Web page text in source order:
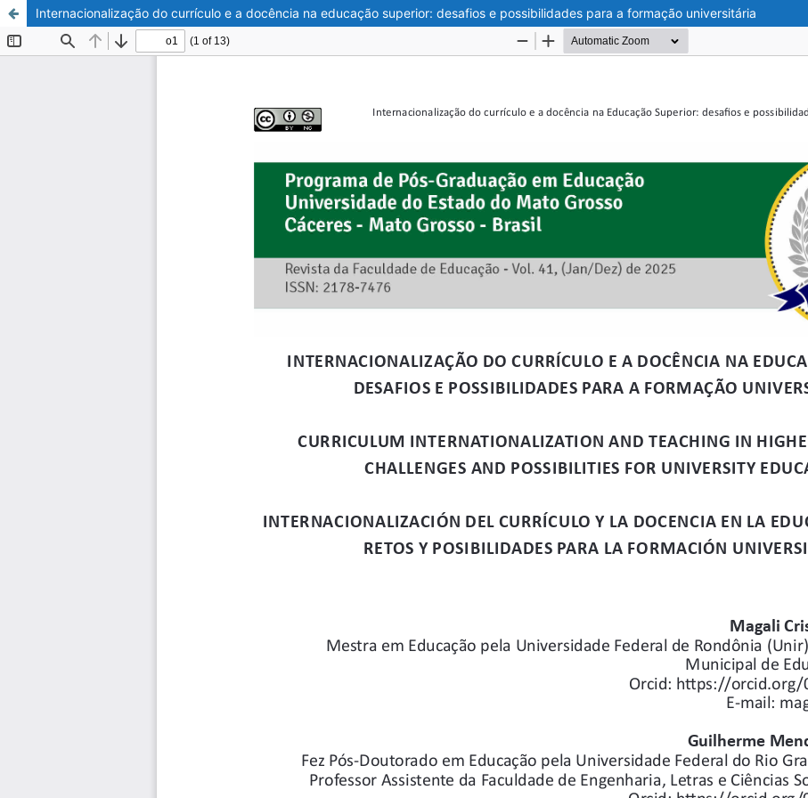
Internacionalização do currículo e a docência na educação superior: desafios e possibilidades para a formação universitária